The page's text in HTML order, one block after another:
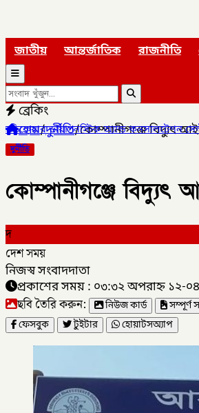
জাতীয় আন্তর্জাতিক রাজনীতি
ব্রেকিং
কনসালটেশন সেন্টারের উদ্বোধন।✦
হোম/দুর্নীতি/কোম্পানীগঞ্জে বিদ্যুৎ
দুর্নীতি
কোম্পানীগঞ্জে বিদ্যুৎ
দ
দেশ সময়
নিজস্ব সংবাদদাতা
প্রকাশের সময় : ০৩:৩২ অপরাহ্ন ১২-
ছবি তৈরি করুন: নিউজ কার্ড
সম্পূর্ণ
ফেসবুক
টুইটার হোয়াটসঅ্যাপ